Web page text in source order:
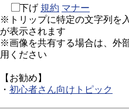
下げ 規約 マナー
※トリップに特定の文字列を
が表示されます
※画像を共有する場合は、外
用ください
【お勧め】
・ 初心者さん向けトピック